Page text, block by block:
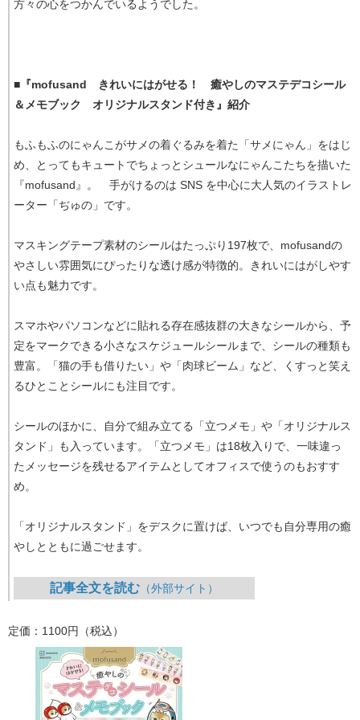
方々の心をつかんでいるようでした。
■ 『mofusand きれいにはがせる！ 癒やしのマステデコシール
＆メモブック オリジナルスタンド付き』紹介
もふもふのにゃんこがサメの着ぐるみを着た「サメにゃん」をはじ
め、とってもキュートでちょっとシュールなにゃんこたちを描いた
『mofusand』。 手がけるのは SNS を中心に大人気のイラストレ
ーター「ぢゅの」です。
マスキングテープ素材のシールはたっぷり197枚で、mofusandの
やさしい雰囲気にぴったりな透け感が特徴的。きれいにはがしやす
い点も魅力です。
スマホやパソコンなどに貼れる存在感抜群の大きなシールから、予
定をマークできる小さなスケジュールシールまで、シールの種類も
豊富。「猫の手も借りたい」や「肉球ビーム」など、くすっと笑え
るひとことシールにも注目です。
シールのほかに、自分で組み立てる「立つメモ」や「オリジナルス
タンド」も入っています。「立つメモ」は18枚入りで、一味違っ
たメッセージを残せるアイテムとしてオフィスで使うのもおすす
め。
「オリジナルスタンド」をデスクに置けば、いつでも自分専用の癒
やしとともに過ごせます。
記事全文を読む （外部サイト）
定価：1100円（税込）